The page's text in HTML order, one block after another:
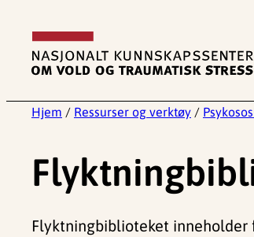
innhold
Hjem / Ressurser og verktøy /
Flyktningbiblioteket inneholder